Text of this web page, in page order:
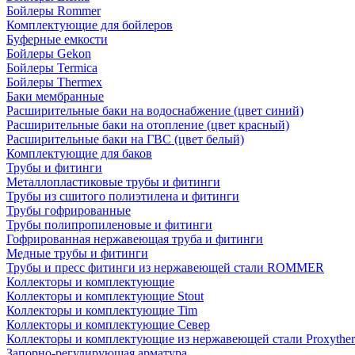
Бойлеры Rommer
Комплектующие для бойлеров
Буферные емкости
Бойлеры Gekon
Бойлеры Termica
Бойлеры Thermex
Баки мембранные
Расширительные баки на водоснабжение (цвет синий)
Расширительные баки на отопление (цвет красный)
Расширительные баки на ГВС (цвет белый)
Комплектующие для баков
Трубы и фитинги
Металлопластиковые трубы и фитинги
Трубы из сшитого полиэтилена и фитинги
Трубы гофрированные
Трубы полипропиленовые и фитинги
Гофрированная нержавеющая труба и фитинги
Медные трубы и фитинги
Трубы и пресс фитинги из нержавеющей стали ROMMER
Коллекторы и комплектующие
Коллекторы и комплектующие Stout
Коллекторы и комплектующие Tim
Коллекторы и комплектующие Север
Коллекторы и комплектующие из нержавеющей стали